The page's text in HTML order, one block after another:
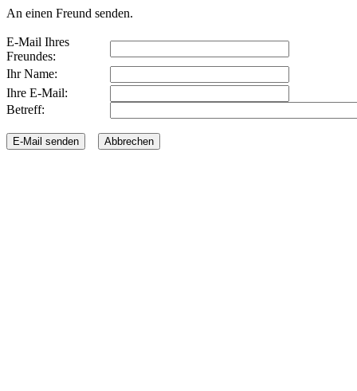
An einen Freund senden.
E-Mail Ihres
Freundes:
Ihr Name:
Ihre E-Mail:
Betreff: